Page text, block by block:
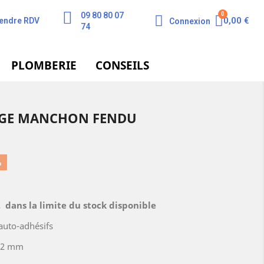
RDV
09 80 80 07
74
Connexion 0,00 €
PLOMBERIE CONSEILS
MANCHON FENDU
dans la limite du stock disponible
adhésifs
mm